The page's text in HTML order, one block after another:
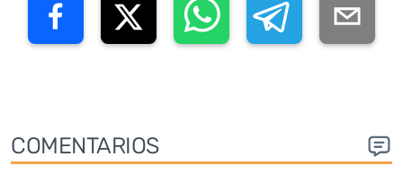
COMENTARIOS